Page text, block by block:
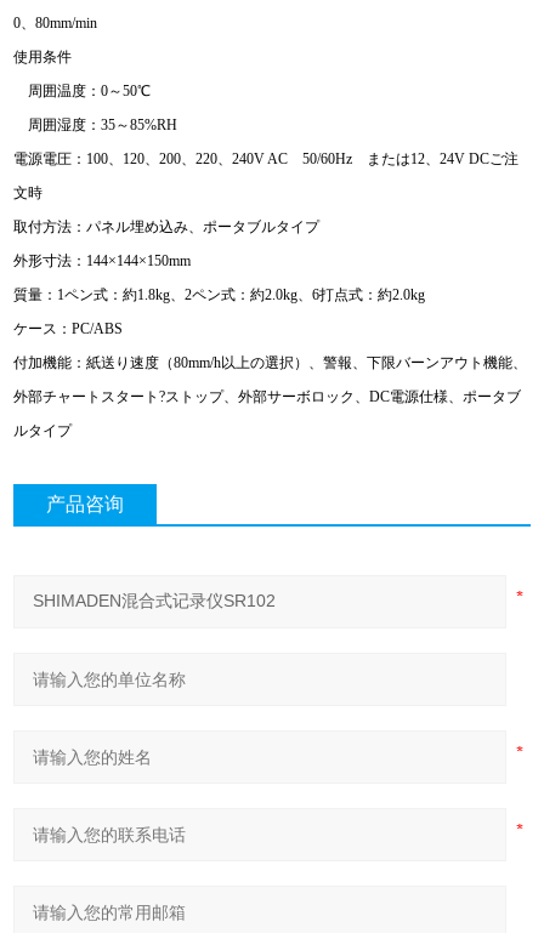
0、80mm/min
使用条件
周囲温度：0～50℃
周囲湿度：35～85%RH
電源電圧：100、120、200、220、240V AC 50/60Hz または12、24V DCご注
文時
取付方法：パネル埋め込み、ポータブルタイプ
外形寸法：144×144×150mm
質量：1ペン式：約1.8kg、2ペン式：約2.0kg、6打点式：約2.0kg
ケース：PC/ABS
付加機能：紙送り速度（80mm/h以上の選択）、警報、下限バーンアウト機能、
外部チャートスタート?ストップ、外部サーボロック、DC電源仕様、ポータブ
ルタイプ
产品咨询